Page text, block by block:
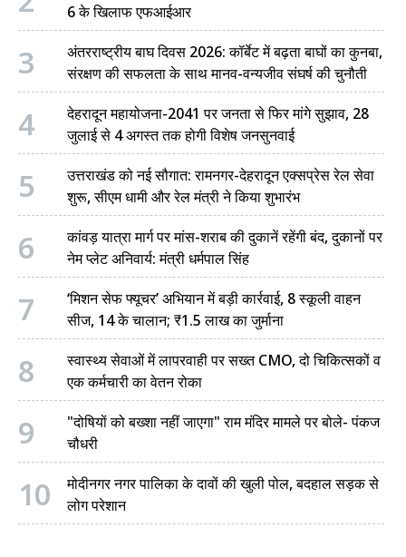
6 के खिलाफ एफआईआर
3
अंतरराष्ट्रीय बाघ दिवस 2026: कॉर्बेट में बढ़ता बाघों का कुनबा,
संरक्षण की सफलता के साथ मानव-वन्यजीव संघर्ष की चुनौती
4
देहरादून महायोजना-2041 पर जनता से फिर मांगे सुझाव, 28
जुलाई से 4 अगस्त तक होगी विशेष जनसुनवाई
5
उत्तराखंड को नई सौगात: रामनगर-देहरादून एक्सप्रेस रेल सेवा
शुरू, सीएम धामी और रेल मंत्री ने किया शुभारंभ
6
कांवड़ यात्रा मार्ग पर मांस-शराब की दुकानें रहेंगी बंद, दुकानों पर
नेम प्लेट अनिवार्य: मंत्री धर्मपाल सिंह
7
‘मिशन सेफ फ्यूचर’ अभियान में बड़ी कार्रवाई, 8 स्कूली वाहन
सीज, 14 के चालान; ₹1.5 लाख का जुर्माना
8
स्वास्थ्य सेवाओं में लापरवाही पर सख्त CMO, दो चिकित्सकों व
एक कर्मचारी का वेतन रोका
9
"दोषियों को बख्शा नहीं जाएगा" राम मंदिर मामले पर बोले- पंकज
चौधरी
10
मोदीनगर नगर पालिका के दावों की खुली पोल, बदहाल सड़क से
लोग परेशान